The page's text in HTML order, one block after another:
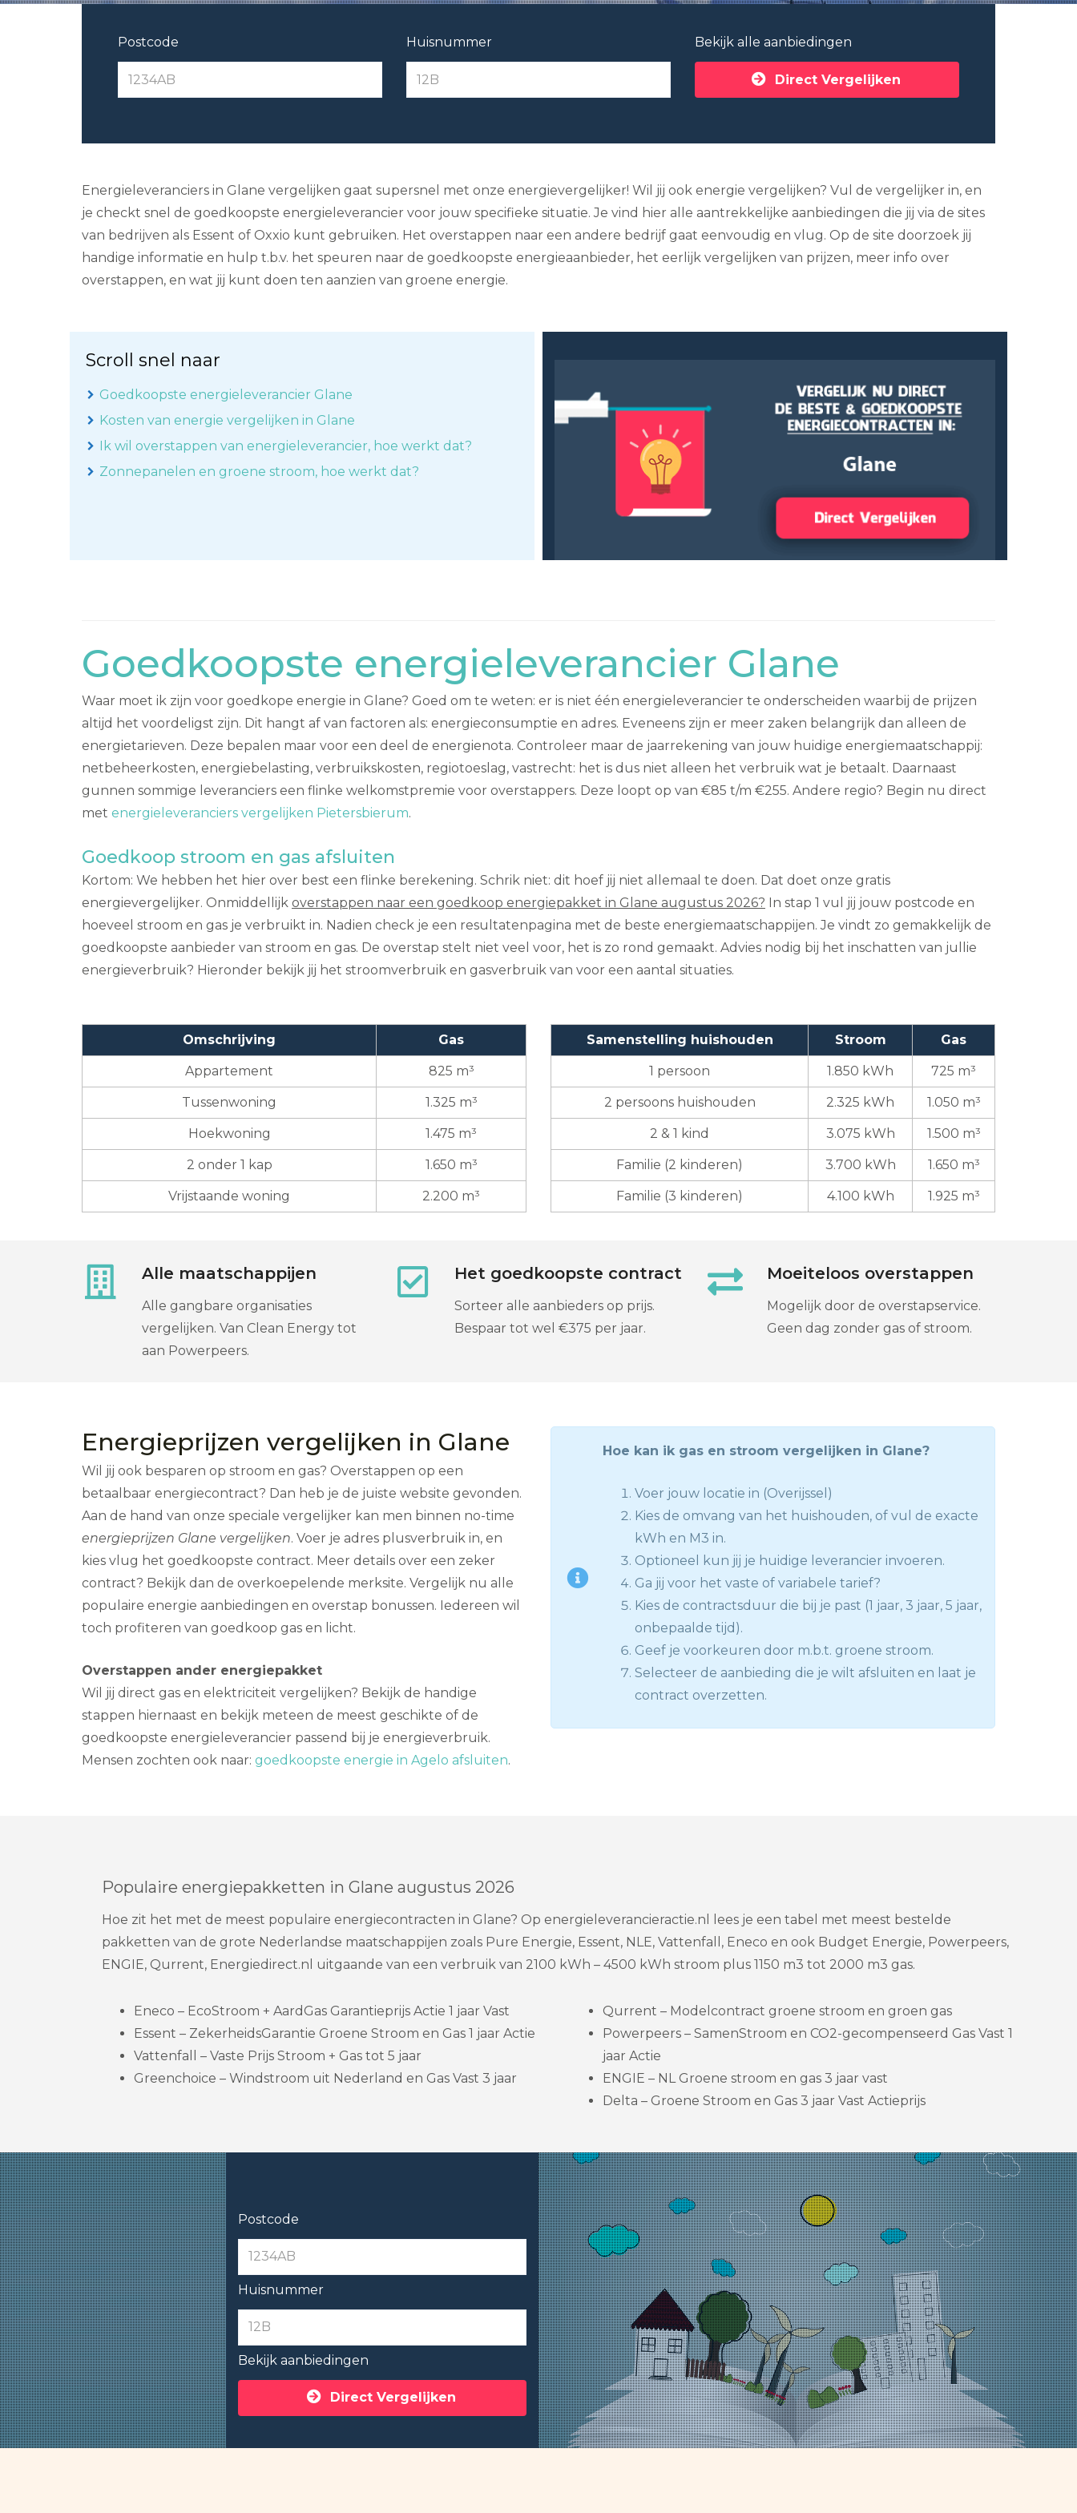
Postcode Huisnummer Bekijk alle aanbiedingen
Direct Vergelijken
Energieleveranciers in Glane vergelijken gaat supersnel met onze energievergelijker! Wil jij ook energie vergelijken? Vul de vergelijker in, en
je checkt snel de goedkoopste energieleverancier voor jouw specifieke situatie. Je vind hier alle aantrekkelijke aanbiedingen die jij via de sites
van bedrijven als Essent of Oxxio kunt gebruiken. Het overstappen naar een andere bedrijf gaat eenvoudig en vlug. Op de site doorzoek jij
handige informatie en hulp t.b.v. het speuren naar de goedkoopste energieaanbieder, het eerlijk vergelijken van prijzen, meer info over
overstappen, en wat jij kunt doen ten aanzien van groene energie.
Scroll snel naar
Goedkoopste energieleverancier Glane
Kosten van energie vergelijken in Glane
Ik wil overstappen van energieleverancier, hoe werkt dat?
Zonnepanelen en groene stroom, hoe werkt dat?
Goedkoopste energieleverancier Glane
Waar moet ik zijn voor goedkope energie in Glane? Goed om te weten: er is niet één energieleverancier te onderscheiden waarbij de prijzen
altijd het voordeligst zijn. Dit hangt af van factoren als: energieconsumptie en adres. Eveneens zijn er meer zaken belangrijk dan alleen de
energietarieven. Deze bepalen maar voor een deel de energienota. Controleer maar de jaarrekening van jouw huidige energiemaatschappij:
netbeheerkosten, energiebelasting, verbruikskosten, regiotoeslag, vastrecht: het is dus niet alleen het verbruik wat je betaalt. Daarnaast
gunnen sommige leveranciers een flinke welkomstpremie voor overstappers. Deze loopt op van €85 t/m €255. Andere regio? Begin nu direct
met energieleveranciers vergelijken Pietersbierum.
Goedkoop stroom en gas afsluiten
Kortom: We hebben het hier over best een flinke berekening. Schrik niet: dit hoef jij niet allemaal te doen. Dat doet onze gratis
energievergelijker. Onmiddellijk overstappen naar een goedkoop energiepakket in Glane augustus 2026? In stap 1 vul jij jouw postcode en
hoeveel stroom en gas je verbruikt in. Nadien check je een resultatenpagina met de beste energiemaatschappijen. Je vindt zo gemakkelijk de
goedkoopste aanbieder van stroom en gas. De overstap stelt niet veel voor, het is zo rond gemaakt. Advies nodig bij het inschatten van jullie
energieverbruik? Hieronder bekijk jij het stroomverbruik en gasverbruik van voor een aantal situaties.
Omschrijving Gas
Appartement 825 m³
Tussenwoning 1.325 m³
Hoekwoning 1.475 m³
2 onder 1 kap 1.650 m³
Vrijstaande woning 2.200 m³
Samenstelling huishouden Stroom Gas
1 persoon 1.850 kWh 725 m³
2 persoons huishouden 2.325 kWh 1.050 m³
2 & 1 kind 3.075 kWh 1.500 m³
Familie (2 kinderen) 3.700 kWh 1.650 m³
Familie (3 kinderen) 4.100 kWh 1.925 m³
Alle maatschappijen
Alle gangbare organisaties
vergelijken. Van Clean Energy tot
aan Powerpeers.
Het goedkoopste contract
Sorteer alle aanbieders op prijs.
Bespaar tot wel €375 per jaar.
Moeiteloos overstappen
Mogelijk door de overstapservice.
Geen dag zonder gas of stroom.
Energieprijzen vergelijken in Glane
Wil jij ook besparen op stroom en gas? Overstappen op een
betaalbaar energiecontract? Dan heb je de juiste website gevonden.
Aan de hand van onze speciale vergelijker kan men binnen no-time
energieprijzen Glane vergelijken. Voer je adres plusverbruik in, en
kies vlug het goedkoopste contract. Meer details over een zeker
contract? Bekijk dan de overkoepelende merksite. Vergelijk nu alle
populaire energie aanbiedingen en overstap bonussen. Iedereen wil
toch profiteren van goedkoop gas en licht.
Overstappen ander energiepakket
Wil jij direct gas en elektriciteit vergelijken? Bekijk de handige
stappen hiernaast en bekijk meteen de meest geschikte of de
goedkoopste energieleverancier passend bij je energieverbruik.
Mensen zochten ook naar: goedkoopste energie in Agelo afsluiten.
Hoe kan ik gas en stroom vergelijken in Glane?
Voer jouw locatie in (Overijssel)
Kies de omvang van het huishouden, of vul de exacte
kWh en M3 in.
Optioneel kun jij je huidige leverancier invoeren.
Ga jij voor het vaste of variabele tarief?
Kies de contractsduur die bij je past (1 jaar, 3 jaar, 5 jaar,
onbepaalde tijd).
Geef je voorkeuren door m.b.t. groene stroom.
Selecteer de aanbieding die je wilt afsluiten en laat je
contract overzetten.
Populaire energiepakketten in Glane augustus 2026
Hoe zit het met de meest populaire energiecontracten in Glane? Op energieleverancieractie.nl lees je een tabel met meest bestelde
pakketten van de grote Nederlandse maatschappijen zoals Pure Energie, Essent, NLE, Vattenfall, Eneco en ook Budget Energie, Powerpeers,
ENGIE, Qurrent, Energiedirect.nl uitgaande van een verbruik van 2100 kWh – 4500 kWh stroom plus 1150 m3 tot 2000 m3 gas.
Eneco – EcoStroom + AardGas Garantieprijs Actie 1 jaar Vast
Essent – ZekerheidsGarantie Groene Stroom en Gas 1 jaar Actie
Vattenfall – Vaste Prijs Stroom + Gas tot 5 jaar
Greenchoice – Windstroom uit Nederland en Gas Vast 3 jaar
Qurrent – Modelcontract groene stroom en groen gas
Powerpeers – SamenStroom en CO2-gecompenseerd Gas Vast 1
jaar Actie
ENGIE – NL Groene stroom en gas 3 jaar vast
Delta – Groene Stroom en Gas 3 jaar Vast Actieprijs
Postcode
Huisnummer
Bekijk aanbiedingen
Direct Vergelijken